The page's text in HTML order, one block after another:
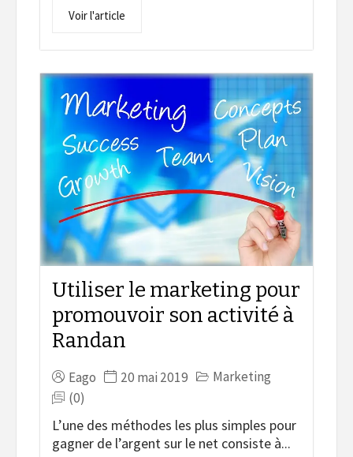
Voir l'article
Utiliser le marketing pour
promouvoir son activité à
Randan
Eago 20 mai 2019
Marketing
(0)
L’une des méthodes les plus simples pour
gagner de l’argent sur le net consiste à...